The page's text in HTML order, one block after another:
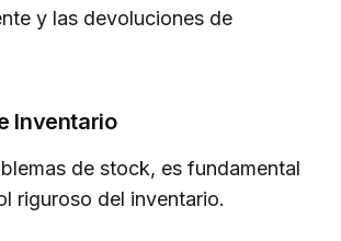
y las devoluciones de
Inventario
de stock, es fundamental
riguroso del inventario.